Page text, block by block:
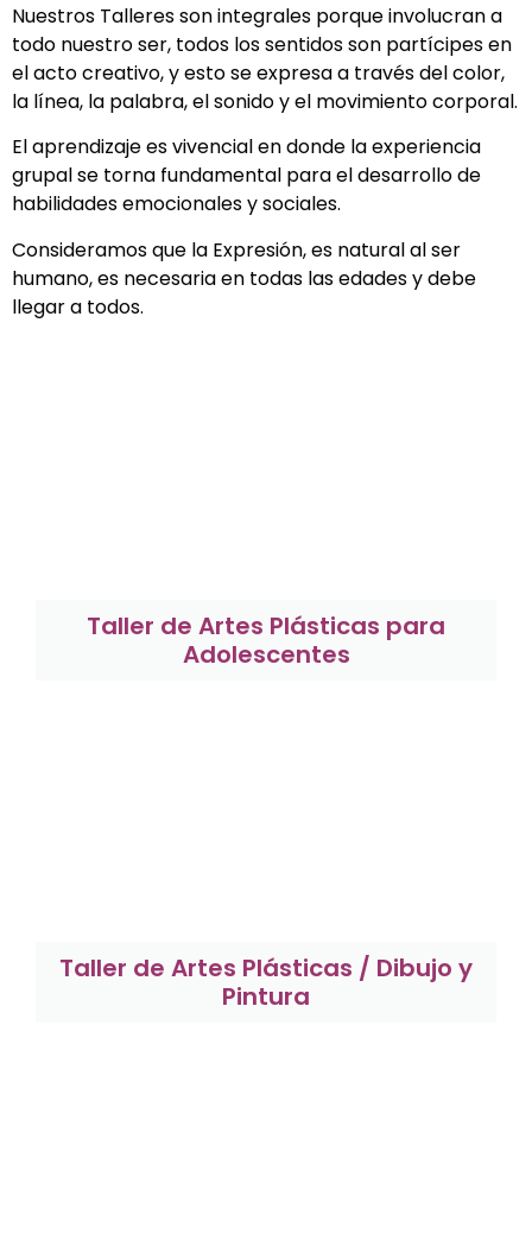
Nuestros Talleres son integrales porque involucran a
todo nuestro ser, todos los sentidos son partícipes en
el acto creativo, y esto se expresa a través del color,
la línea, la palabra, el sonido y el movimiento corporal.
El aprendizaje es vivencial en donde la experiencia
grupal se torna fundamental para el desarrollo de
habilidades emocionales y sociales.
Consideramos que la Expresión, es natural al ser
humano, es necesaria en todas las edades y debe
llegar a todos.
Taller de Artes Plásticas para
Adolescentes
Taller de Artes Plásticas / Dibujo y
Pintura